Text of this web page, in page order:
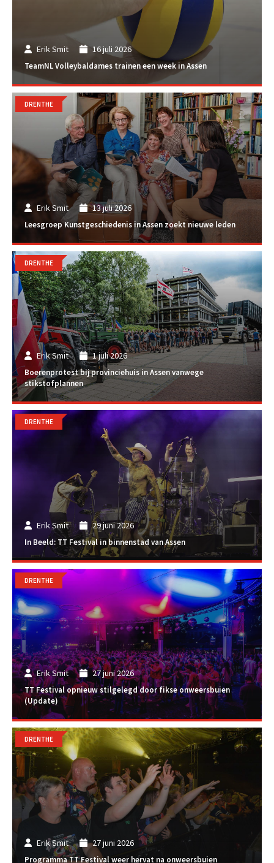
Erik Smit 16 juli 2026
TeamNL Volleybaldames trainen een week in Assen
Erik Smit 13 juli 2026
Leesgroep Kunstgeschiedenis in Assen zoekt nieuwe leden
DRENTHE
Erik Smit 1 juli 2026
Boerenprotest bij provinciehuis in Assen vanwege
stikstofplannen
DRENTHE
Erik Smit 29 juni 2026
In Beeld: TT Festival in binnenstad van Assen
DRENTHE
Erik Smit 27 juni 2026
TT Festival opnieuw stilgelegd door fikse onweersbuien
(Update)
DRENTHE
Erik Smit 27 juni 2026
Programma TT Festival weer hervat na onweersbuien
DRENTHE